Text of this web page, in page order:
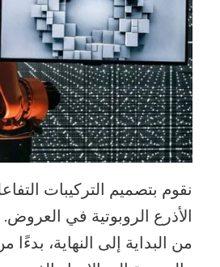
نقوم بتصميم التركيبات
الأذرع الروبوتية في
من البداية إلى النهاية، بدءًا